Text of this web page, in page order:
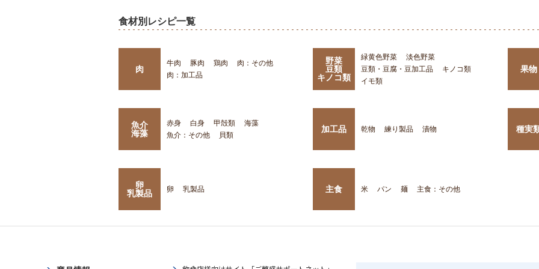
食材別レシピ一覧
肉
牛肉 豚肉 鶏肉
肉：その他
肉：加工品
野菜
豆類
キノコ類
緑黄色野菜
淡色野菜
豆類・豆腐・豆加工品
キノコ類
イモ類
果物
魚介
海藻
赤身 白身 甲殻類
海藻
魚介：その他
貝類
加工品 乾物 練り製品 漬物 種実
卵
乳製品
卵 乳製品 主食 米 パン 麺 主食：その他